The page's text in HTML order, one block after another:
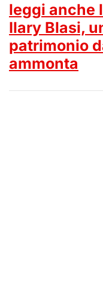
leggi anche
Ilary Blasi,
patrimonio
ammonta